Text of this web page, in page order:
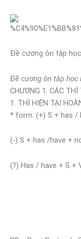
Đề cương ôn tập
Đề cương ôn tập học
CHƯƠNG 1: CÁC
1. THÌ HIỆN TẠI
* form: (+) S + has /
(-) S + has /have +
(?) Has / have + S +